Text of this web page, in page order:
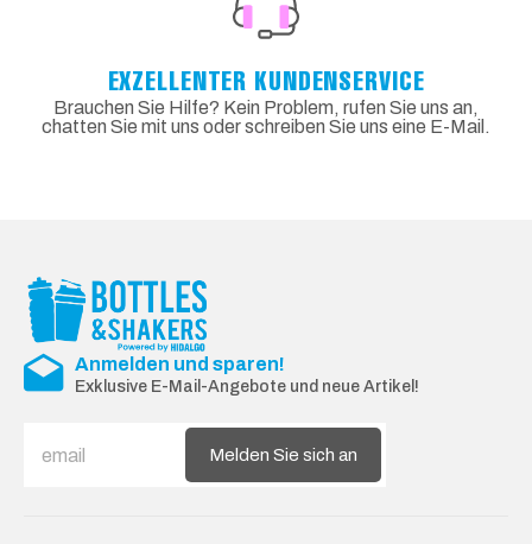
EXZELLENTER KUNDENSERVICE
Brauchen Sie Hilfe? Kein Problem, rufen Sie uns an,
chatten Sie mit uns oder schreiben Sie uns eine E-Mail.
Anmelden und sparen!
Exklusive E-Mail-Angebote und neue Artikel!
Melden Sie sich an